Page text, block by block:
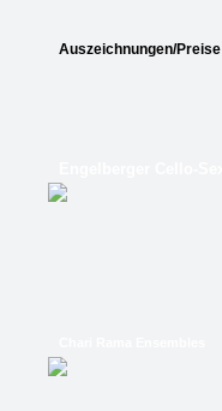
Auszeichnungen/Preise